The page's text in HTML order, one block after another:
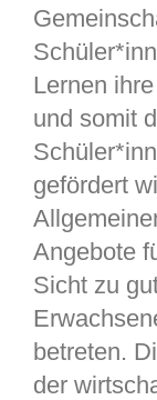
Lernen
und somit
gefördert
Angebote
Sicht zu
betreten.
der